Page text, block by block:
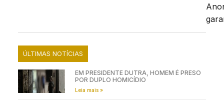
ÚLTIMAS NOTÍCIAS
EM PRESIDENTE DUTRA, HOMEM É PRESO
POR DUPLO HOMICÍDIO
Leia mais »